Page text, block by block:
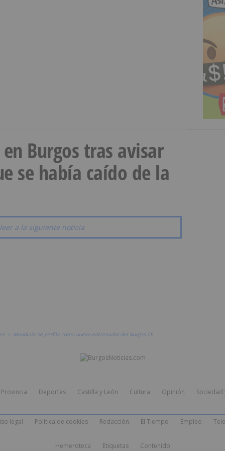
Burgos tras avisar
se había caído de la
a la siguiente noticia
> Mandiola se perfila como nuevo entrenador del Burgos CF
Provincia Deportes Castilla y León Cultura Opinión Sociedad
legal Política de cookies Redacción El Tiempo Empleo
Hemeroteca Etiquetas Contenido